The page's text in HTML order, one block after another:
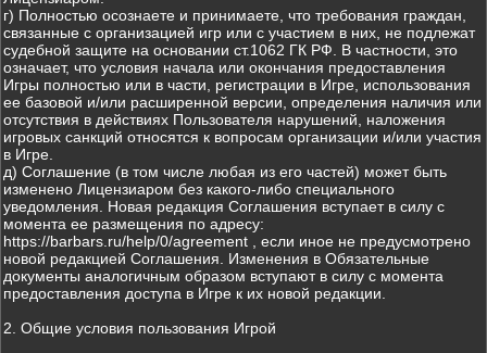
г) Полностью осознаете и принимаете, что требования граждан,
связанные с организацией игр или с участием в них, не подлежат
судебной защите на основании ст.1062 ГК РФ. В частности, это
означает, что условия начала или окончания предоставления
Игры полностью или в части, регистрации в Игре, использования
ее базовой и/или расширенной версии, определения наличия или
отсутствия в действиях Пользователя нарушений, наложения
игровых санкций относятся к вопросам организации и/или участия
в Игре.
д) Соглашение (в том числе любая из его частей) может быть
изменено Лицензиаром без какого-либо специального
уведомления. Новая редакция Соглашения вступает в силу с
момента ее размещения по адресу:
https://barbars.ru/help/0/agreement , если иное не предусмотрено
новой редакцией Соглашения. Изменения в Обязательные
документы аналогичным образом вступают в силу с момента
предоставления доступа в Игре к их новой редакции.
2. Общие условия пользования Игрой